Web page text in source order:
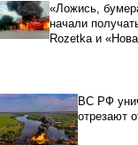
«Ложись,
начали
Rozetka и
ВС РФ
отрезают